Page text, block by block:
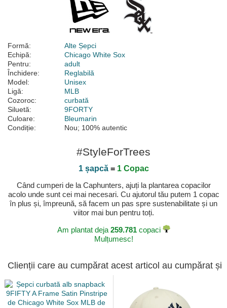
Formă:
Alte Șepci
Echipă:
Chicago White Sox
Pentru:
adult
Închidere:
Reglabilă
Model:
Unisex
Ligă:
MLB
Cozoroc:
curbată
Siluetă:
9FORTY
Culoare:
Bleumarin
Condiție:
Nou; 100% autentic
#StyleForTrees
1 șapcă= 1 Copac
Când cumperi de la Caphunters, ajuți la plantarea copacilor
acolo unde sunt cei mai necesari. Cu ajutorul tău putem 1 copac
în plus și, împreună, să facem un pas spre sustenabilitate și un
viitor mai bun pentru toți.
Am plantat deja 259.781copaci
Mulțumesc!
Clienții care au cumpărat acest articol au cumpărat și